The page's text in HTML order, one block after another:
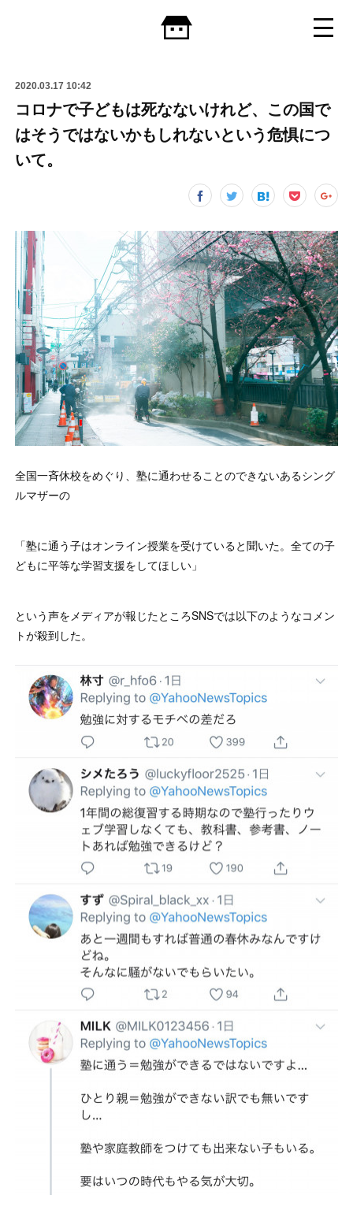
2020.03.17 10:42
コロナで子どもは死なないけれど、この国で
はそうではないかもしれないという危惧につ
いて。
全国一斉休校をめぐり、塾に通わせることのできないあるシング
ルマザーの
「塾に通う子はオンライン授業を受けていると聞いた。全ての子
どもに平等な学習支援をしてほしい」
という声をメディアが報じたところSNSでは以下のようなコメン
トが殺到した。